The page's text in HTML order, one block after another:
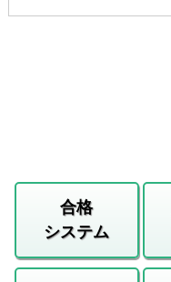
合格
システム